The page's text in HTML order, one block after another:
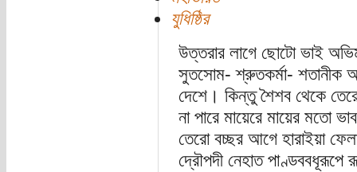
যুধিষ্ঠির
উত্তরার লাগে ছোটো ভাই
সুতসোম- শ্রুতকর্মা- শতানীক
দেশে। কিন্তু শৈশব থেকে
না পারে মায়েরে মায়ের মতো
তেরো বচ্ছর আগে হারাইয়া
দ্রৌপদী নেহাত পাণ্ডববধূরূপে